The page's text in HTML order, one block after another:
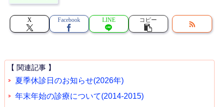
X Facebook LINE コピー
【 関連記事 】
夏季休診日のお知らせ(2026年)
年末年始の診療について(2014-2015)